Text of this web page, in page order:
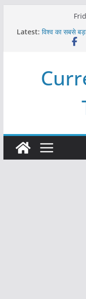
Latest: विश्व का सबसे
Refeeding
विश्व में कितने